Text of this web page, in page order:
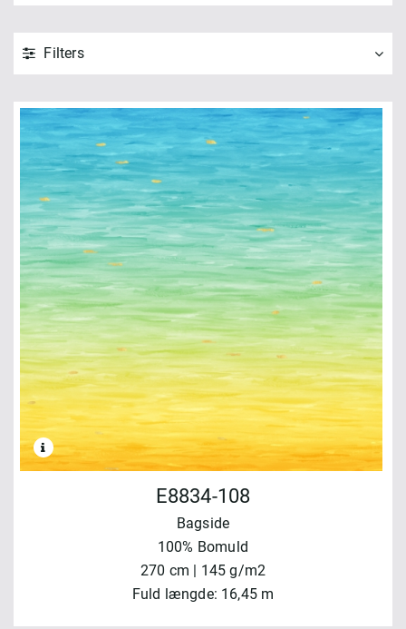
Filters
E8834-108
Bagside
100% Bomuld
270 cm | 145 g/m2
Fuld længde: 16,45 m